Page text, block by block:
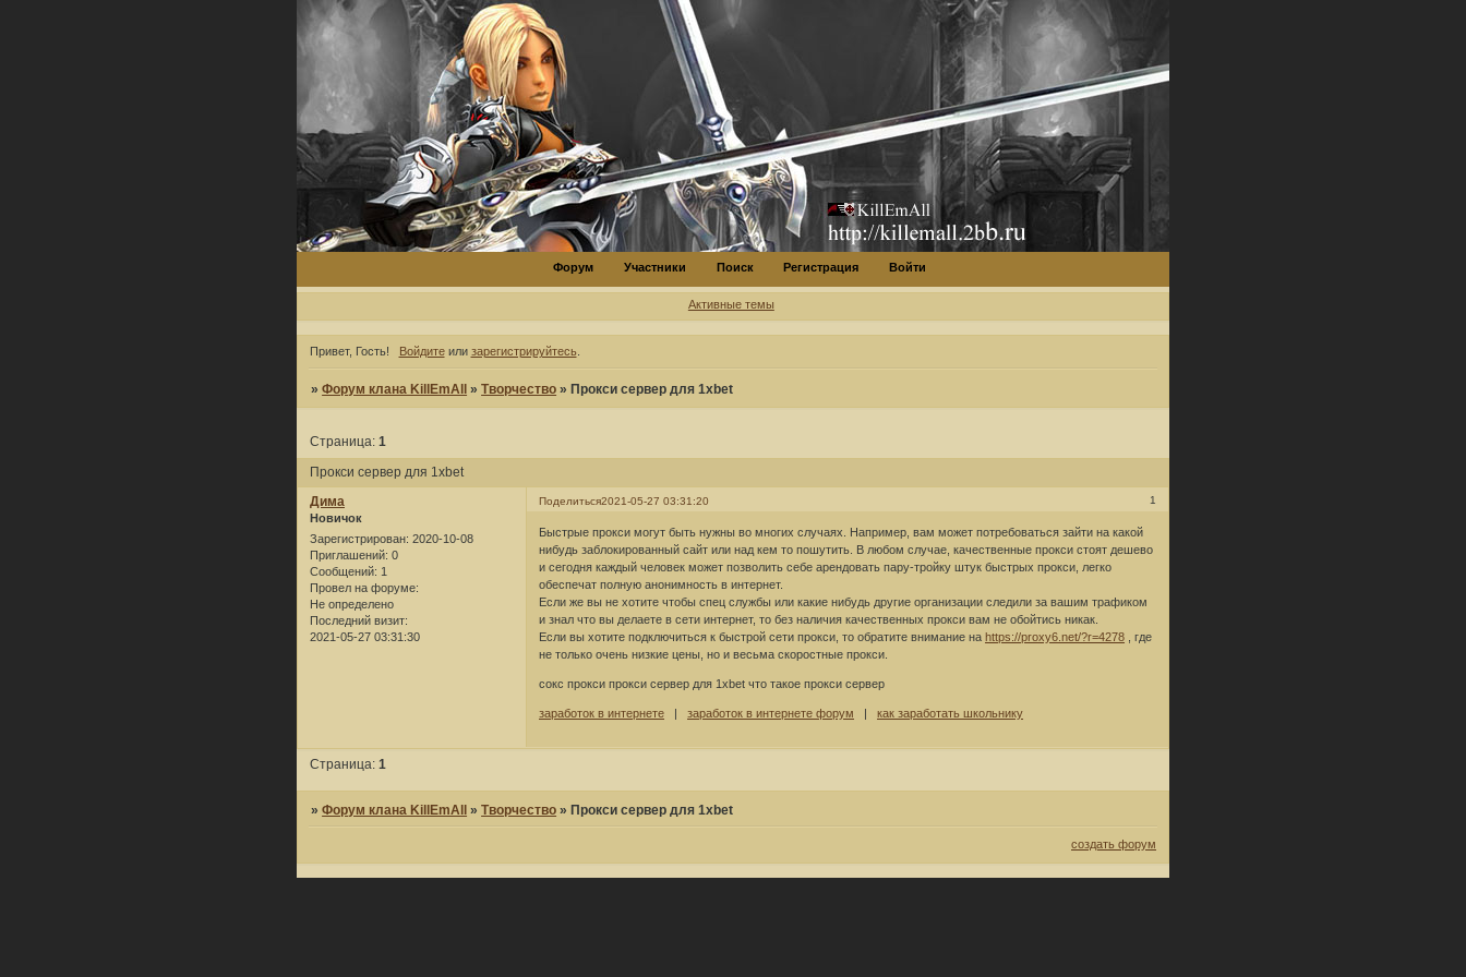
Форум Участники Поиск Регистрация Войти
Активные темы
Привет, Гость! Войдитеили зарегистрируйтесь.
»Форум клана KillEmAll »Творчество »Прокси сервер для 1xbet
Прокси сервер для 1xbet
Страница:1
Поделиться 1
2021-05-27 03:31:20
Дима
Новичок
Зарегистрирован: 2020-10-08
Приглашений: 0
Сообщений: 1
Провел на форуме:
Не определено
Последний визит:
2021-05-27 03:31:30
Быстрые прокси могут быть нужны во многих случаях. Например, вам может потребоваться зайти на какой
нибудь заблокированный сайт или над кем то пошутить. В любом случае, качественные прокси стоят дешево
и сегодня каждый человек может позволить себе арендовать пару-тройку штук быстрых прокси, легко
обеспечат полную анонимность в интернет.
Если же вы не хотите чтобы спец службы или какие нибудь другие организации следили за вашим трафиком
и знал что вы делаете в сети интернет, то без наличия качественных прокси вам не обойтись никак.
Если вы хотите подключиться к быстрой сети прокси, то обратите внимание наhttps://proxy6.net/?r=4278 , где
не только очень низкие цены, но и весьма скоростные прокси.
сокс прокси прокси сервер для 1xbet что такое прокси сервер
заработок в интернете |заработок в интернете форум |как заработать школьнику
Страница:1
»Форум клана KillEmAll »Творчество »Прокси сервер для 1xbet
создать форум